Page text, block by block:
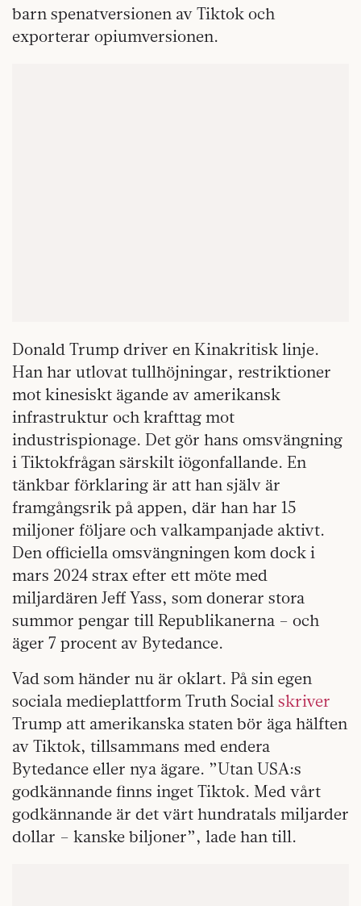
barn spenatversionen av Tiktok och
exporterar opiumversionen.
Donald Trump driver en Kinakritisk linje.
Han har utlovat tullhöjningar, restriktioner
mot kinesiskt ägande av amerikansk
infrastruktur och krafttag mot
industrispionage. Det gör hans omsvängning
i Tiktokfrågan särskilt iögonfallande. En
tänkbar förklaring är att han själv är
framgångsrik på appen, där han har 15
miljoner följare och valkampanjade aktivt.
Den officiella omsvängningen kom dock i
mars 2024 strax efter ett möte med
miljardären Jeff Yass, som donerar stora
summor pengar till Republikanerna – och
äger 7 procent av Bytedance.
Vad som händer nu är oklart. På sin egen
sociala medieplattform Truth Social skriver
Trump att amerikanska staten bör äga hälften
av Tiktok, tillsammans med endera
Bytedance eller nya ägare. ”Utan USA:s
godkännande finns inget Tiktok. Med vårt
godkännande är det värt hundratals miljarder
dollar – kanske biljoner”, lade han till.